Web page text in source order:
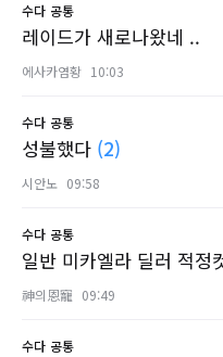
수다 공통
레이드가 새로나왔네 ..
에사카염황 10:03
수다 공통
성불했다 (2)
시안노 09:58
수다 공통
일반 미카엘라 딜러 적정
神의恩寵 09:49
수다 공통